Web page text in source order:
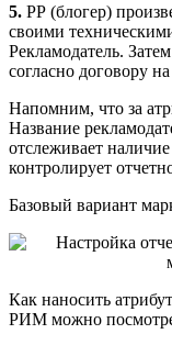
5. РР (блогер)
своими
Рекламодатель.
согласно договору
Напомним, что за
Название
отслеживает
контролирует
Базовый вариант
Как наносить
РИМ можно